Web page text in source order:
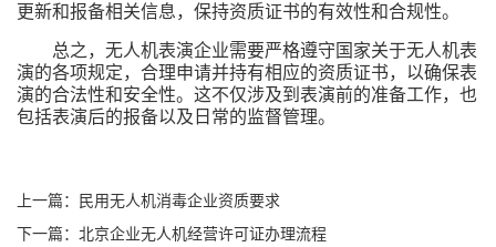
更新和报备相关信息，保持资质证书的有效性和合规性。
总之，无人机表演企业需要严格遵守国家关于无人机表
演的各项规定，合理申请并持有相应的资质证书，以确保表
演的合法性和安全性。这不仅涉及到表演前的准备工作，也
包括表演后的报备以及日常的监督管理。
上一篇：民用无人机消毒企业资质要求
下一篇：北京企业无人机经营许可证办理流程